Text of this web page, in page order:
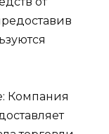
Компания